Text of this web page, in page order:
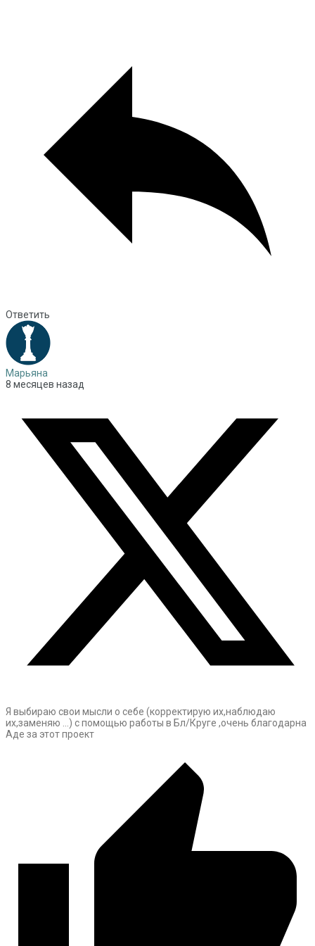
Ответить
Марьяна
8 месяцев назад
Я выбираю свои мысли о себе (корректирую их,наблюдаю
их,заменяю …) с помощью работы в Бл/Круге ,очень благодарна
Аде за этот проект